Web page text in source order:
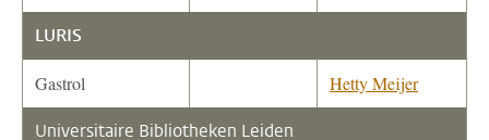
LURIS
Gastrol Hetty Meijer
Universitaire Bibliotheken Leiden